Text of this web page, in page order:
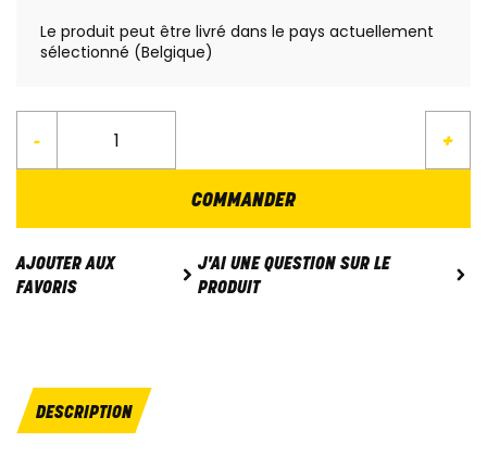
Le produit peut être livré dans le pays actuellement
sélectionné (Belgique)
- +
COMMANDER
AJOUTER AUX
FAVORIS
J'AI UNE QUESTION SUR LE
PRODUIT
DESCRIPTION